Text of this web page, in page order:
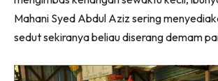
Mahani Syed Abdul Aziz sering
sedut sekiranya beliau diserang demam